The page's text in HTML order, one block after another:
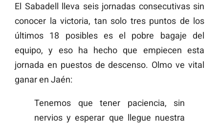
El Sabadell lleva seis jornadas consecutivas sin
conocer la victoria, tan solo tres puntos de los
últimos 18 posibles es el pobre bagaje del
equipo, y eso ha hecho que empiecen esta
jornada en puestos de descenso. Olmo ve vital
ganar en Jaén:
Tenemos que tener paciencia, sin
nervios y esperar que llegue nuestra